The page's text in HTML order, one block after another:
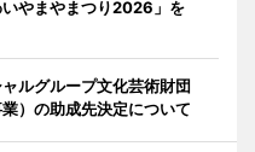
やまやまつり2026」を
ルグループ文化芸術財団
）の助成先決定について